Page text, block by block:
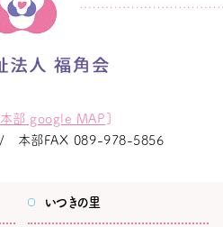
本部 google MAP ]
本部FAX 089-978-5856
いつきの里